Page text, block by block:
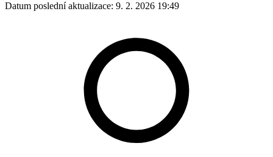
Datum poslední aktualizace: 9. 2. 2026 19:49